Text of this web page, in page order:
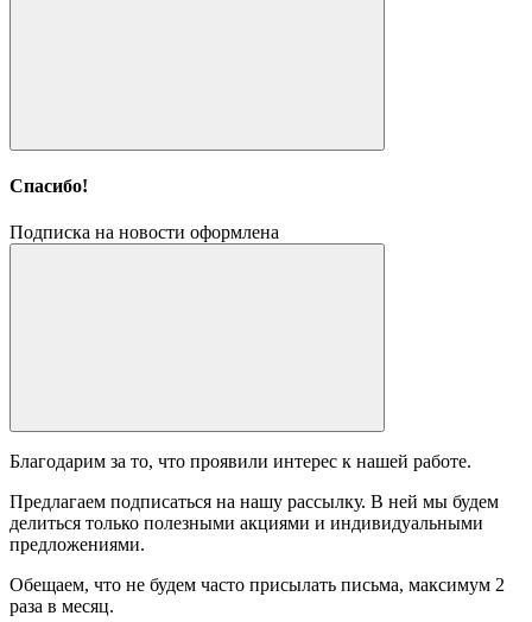
Спасибо!
Подписка на новости оформлена
Благодарим за то, что проявили интерес к нашей работе.
Предлагаем подписаться на нашу рассылку. В ней мы будем
делиться только полезными акциями и индивидуальными
предложениями.
Обещаем, что не будем часто присылать письма, максимум 2
раза в месяц.